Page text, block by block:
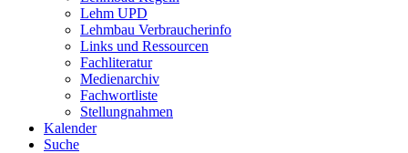
Lehm UPD
Lehmbau Verbraucherinfo
Links und Ressourcen
Fachliteratur
Medienarchiv
Fachwortliste
Stellungnahmen
Kalender
Suche